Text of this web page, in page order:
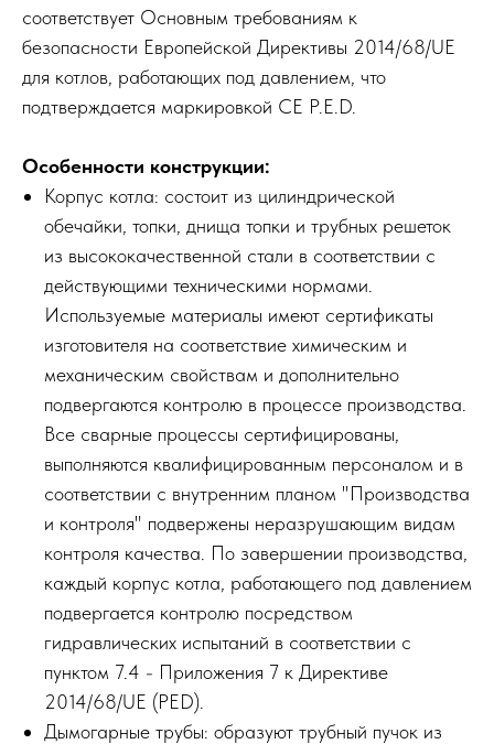
соответствует Основным требованиям к
безопасности Европейской Директивы 2014/68/UE
для котлов, работающих под давлением, что
подтверждается маркировкой CE P.E.D.
Особенности конструкции:
Корпус котла: состоит из цилиндрической
обечайки, топки, днища топки и трубных решеток
из высококачественной стали в соответствии с
действующими техническими нормами.
Используемые материалы имеют сертификаты
изготовителя на соответствие химическим и
механическим свойствам и дополнительно
подвергаются контролю в процессе производства.
Все сварные процессы сертифицированы,
выполняются квалифицированным персоналом и в
соответствии с внутренним планом "Производства
и контроля" подвержены неразрушающим видам
контроля качества. По завершении производства,
каждый корпус котла, работающего под давлением
подвергается контролю посредством
гидравлических испытаний в соответствии с
пунктом 7.4 - Приложения 7 к Директиве
2014/68/UE (PED).
Дымогарные трубы: образуют трубный пучок из